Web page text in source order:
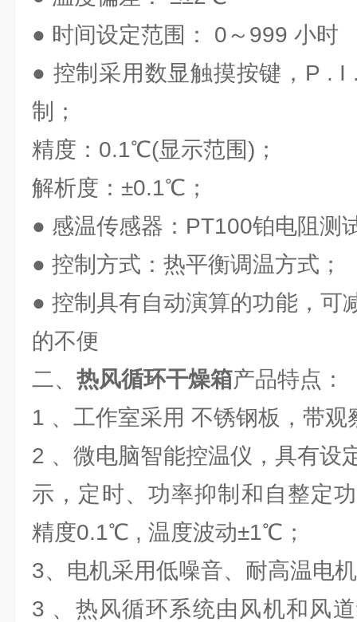
● 时间设定范围： 0～999 小时
● 控制采用数显触摸按键，P . I
制；
精度：0.1℃(显示范围)；
解析度：±0.1℃；
● 感温传感器：PT100铂电阻测
● 控制方式：热平衡调温方式；
● 控制具有自动演算的功能，可
的不便
二、 热风循环干燥箱产品特点：
1 、工作室采用 不锈钢板，带
2 、微电脑智能控温仪，具有设
示，定时、功率抑制和自整定
精度0.1℃ , 温度波动±1℃；
3、电机采用低噪音、耐高温电
3 、热风循环系统由风机和风